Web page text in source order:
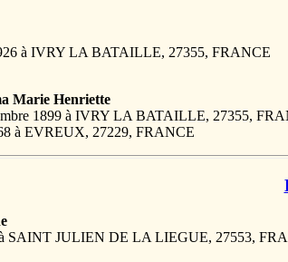
à IVRY LA BATAILLE, 27355, FRANCE
Marie Henriette
1899 à IVRY LA BATAILLE, 27355,
à EVREUX, 27229, FRANCE
à SAINT JULIEN DE LA LIEGUE, 27553,